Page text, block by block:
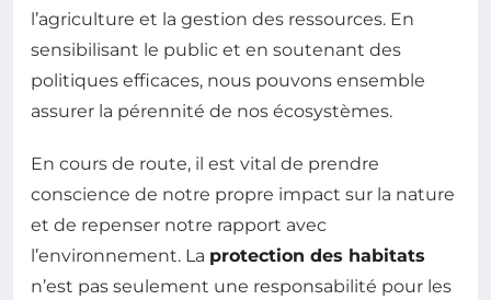
l’agriculture et la gestion des ressources. En
sensibilisant le public et en soutenant des
politiques efficaces, nous pouvons ensemble
assurer la pérennité de nos écosystèmes.
En cours de route, il est vital de prendre
conscience de notre propre impact sur la nature
et de repenser notre rapport avec
l’environnement. La protection des habitats
n’est pas seulement une responsabilité pour les